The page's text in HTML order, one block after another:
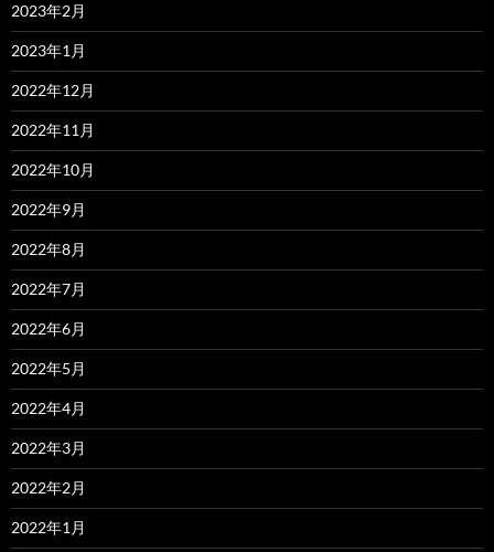
2023年2月
2023年1月
2022年12月
2022年11月
2022年10月
2022年9月
2022年8月
2022年7月
2022年6月
2022年5月
2022年4月
2022年3月
2022年2月
2022年1月